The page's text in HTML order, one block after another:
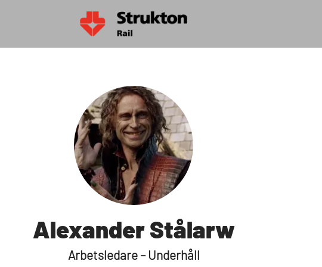
Alexander Stålarw
Arbetsledare – Underhåll